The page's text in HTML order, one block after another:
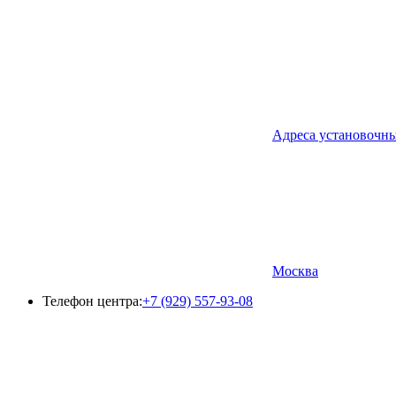
Адреса
Москва
Телефон центра:+7 (929) 557-93-08